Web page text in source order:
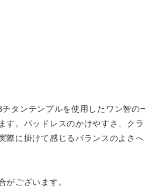
タンテンプルを使用したワン智の
。パッドレスのかけやすさ、ク
に掛けて感じるバランスのよさ
がございます。